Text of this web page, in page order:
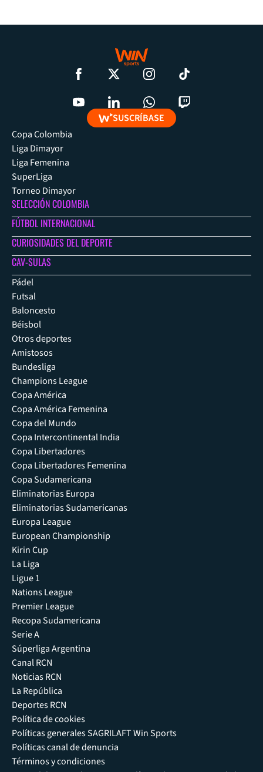
SUSCRÍBASE
Copa Colombia
Liga Dimayor
Liga Femenina
SuperLiga
Torneo Dimayor
SELECCIÓN COLOMBIA
FÚTBOL INTERNACIONAL
CURIOSIDADES DEL DEPORTE
CAV-SULAS
Pádel
Futsal
Baloncesto
Béisbol
Otros deportes
Amistosos
Bundesliga
Champions League
Copa América
Copa América Femenina
Copa del Mundo
Copa Intercontinental India
Copa Libertadores
Copa Libertadores Femenina
Copa Sudamericana
Eliminatorias Europa
Eliminatorias Sudamericanas
Europa League
European Championship
Kirin Cup
La Liga
Ligue 1
Nations League
Premier League
Recopa Sudamericana
Serie A
Súperliga Argentina
Canal RCN
Noticias RCN
La República
Deportes RCN
Política de cookies
Políticas generales SAGRILAFT Win Sports
Políticas canal de denuncia
Términos y condiciones